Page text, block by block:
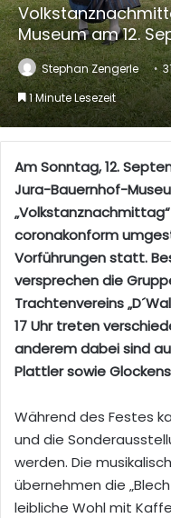
Museum am 12.
Stephan Zengerle
1 Minute Lesezeit
Am Sonntag, 12.
Jura-Bauernhof-
coronakonform
Vorführungen statt.
versprechen die
Trachtenvereins
17 Uhr treten
anderem dabei sind
Plattler sowie
Während des Festes
und die
werden. Die
übernehmen die
leibliche Wohl mit